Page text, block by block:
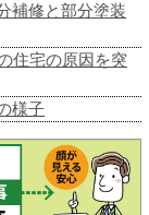
補修と部分塗装
住宅の原因を突
様子